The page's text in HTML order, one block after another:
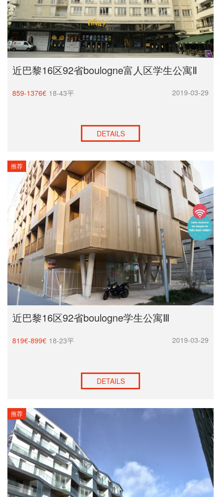
近巴黎16区92省boulogne富人区学生公寓Ⅱ
859-1376€ 18-43平 2019-03-29
DETAILS
推荐
近巴黎16区92省boulogne学生公寓Ⅲ
819€-899€ 18-23平 2019-03-29
DETAILS
推荐